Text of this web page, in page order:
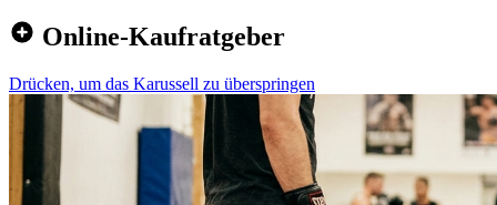
Online-Kaufratgeber
Drücken, um das Karussell zu überspringen